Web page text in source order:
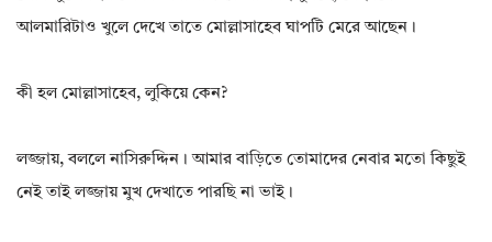
আলমারিটাও খুলে দেখে তাতে মোল্লাসাহেব ঘাপটি মেরে আছেন।
কী হল মোল্লাসাহেব, লুকিয়ে কেন?
লজ্জায়, বললে নাসিরুদ্দিন। আমার বাড়িতে তোমাদের নেবার মতো কিছুই
নেই তাই লজ্জায় মুখ দেখাতে পারছি না ভাই।